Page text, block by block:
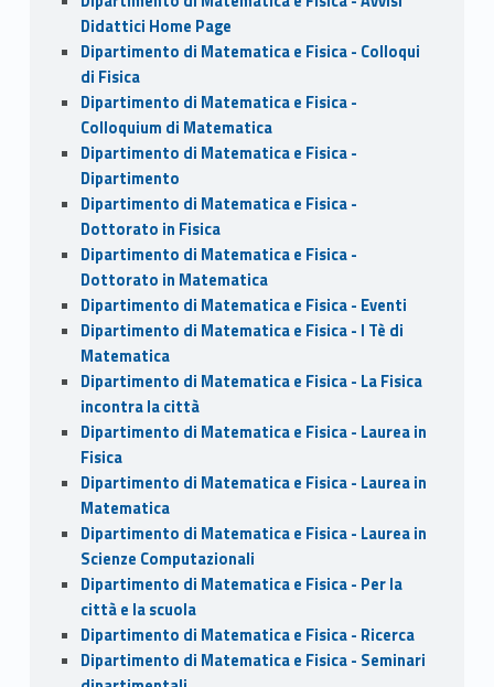
Didattici Home Page
Dipartimento di Matematica e Fisica - Colloqui
di Fisica
Dipartimento di Matematica e Fisica -
Colloquium di Matematica
Dipartimento di Matematica e Fisica -
Dipartimento
Dipartimento di Matematica e Fisica -
Dottorato in Fisica
Dipartimento di Matematica e Fisica -
Dottorato in Matematica
Dipartimento di Matematica e Fisica - Eventi
Dipartimento di Matematica e Fisica - I Tè di
Matematica
Dipartimento di Matematica e Fisica - La Fisica
incontra la città
Dipartimento di Matematica e Fisica - Laurea in
Fisica
Dipartimento di Matematica e Fisica - Laurea in
Matematica
Dipartimento di Matematica e Fisica - Laurea in
Scienze Computazionali
Dipartimento di Matematica e Fisica - Per la
città e la scuola
Dipartimento di Matematica e Fisica - Ricerca
Dipartimento di Matematica e Fisica - Seminari